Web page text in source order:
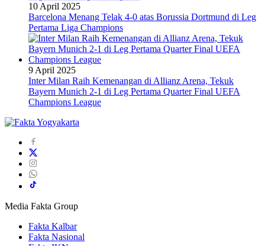
10 April 2025
Barcelona Menang Telak 4-0 atas Borussia Dortmund di Leg
Pertama Liga Champions
9 April 2025
Inter Milan Raih Kemenangan di Allianz Arena, Tekuk
Bayern Munich 2-1 di Leg Pertama Quarter Final UEFA
Champions League
Media Fakta Group
Fakta Kalbar
Fakta Nasional